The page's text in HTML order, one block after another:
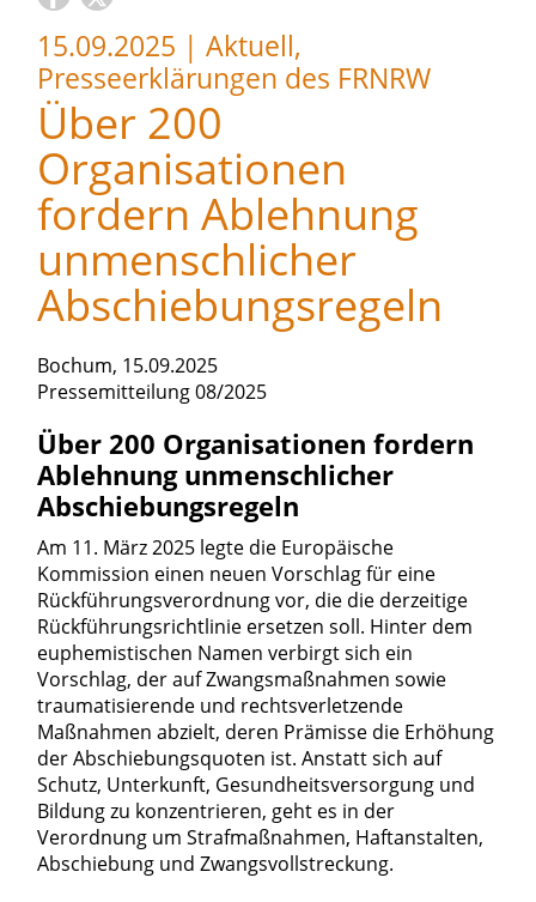
15.09.2025 | Aktuell,
Presseerklärungen des FRNRW
Über 200
Organisationen
fordern Ablehnung
unmenschlicher
Abschiebungsregeln
Bochum, 15.09.2025
Pressemitteilung 08/2025
Über 200 Organisationen fordern
Ablehnung unmenschlicher
Abschiebungsregeln
Am 11. März 2025 legte die Europäische
Kommission einen neuen Vorschlag für eine
Rückführungsverordnung vor, die die derzeitige
Rückführungsrichtlinie ersetzen soll. Hinter dem
euphemistischen Namen verbirgt sich ein
Vorschlag, der auf Zwangsmaßnahmen sowie
traumatisierende und rechtsverletzende
Maßnahmen abzielt, deren Prämisse die Erhöhung
der Abschiebungsquoten ist. Anstatt sich auf
Schutz, Unterkunft, Gesundheitsversorgung und
Bildung zu konzentrieren, geht es in der
Verordnung um Strafmaßnahmen, Haftanstalten,
Abschiebung und Zwangsvollstreckung.